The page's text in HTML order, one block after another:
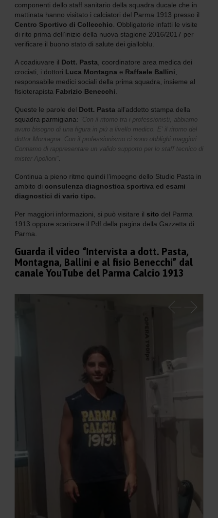
componenti dello staff sanitario della squadra ducale che in
mattinata hanno visitato i calciatori del Parma 1913 presso il
Centro Sportivo di Collecchio. Obbligatorie infatti le visite
di rito prima dell’inizio della nuova stagione 2016/2017 per
verificare il buono stato di salute dei gialloblu.
A coadiuvare il Dott. Pasta , coordinatore area medica dei
crociati, i dottori Luca Montagna e Raffaele Ballini
responsabile medici sociali della prima squadra, insieme al
fisioterapista Fabrizio Benecchi
Queste le parole del Dott. Pasta all’addetto stampa della
squadra parmigiana: “Con il ritorno tra i professionisti, abbiamo
avuto bisogno di una figura in più a livello medico. E’ il ritorno del
dottor Montagna. Con il professionismo ci sono obblighi maggiori.
Contiamo di rappresentare un valido supporto per lo staff tecnico di
mister Apolloni”
Continua a pieno ritmo quindi l’impegno dello Studio Pasta in
ambito di consulenza diagnostica sportiva ed esami
diagnostici di vario tipo.
Per maggiori informazioni, si può visitare il sito del Parma
1913 oppure scaricare il Pdf della pagina della Gazzetta di
Parma.
Guarda il video “Intervista a dott. Pasta,
Montagna, Ballini e al fisio Benecchi” dal
canale YouTube del Parma Calcio 1913